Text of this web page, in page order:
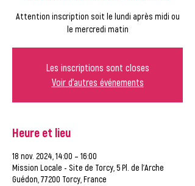
Attention inscription soit le lundi après midi ou
le mercredi matin
Les inscriptions sont closes
Voir d'autres événements
Heure et lieu
18 nov. 2024, 14:00 – 16:00
Mission Locale - Site de Torcy, 5 Pl. de l'Arche
Guédon, 77200 Torcy, France